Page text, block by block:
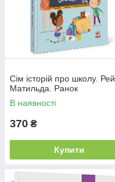
Сім історій про школу. Рей
Матильда. Ранок
В наявності
370 ₴
Купити